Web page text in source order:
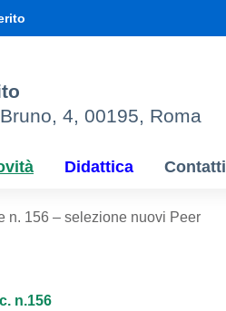
4, 00195, Roma
Didattica Contatti
n. 156 – selezione nuovi Peer
n.156